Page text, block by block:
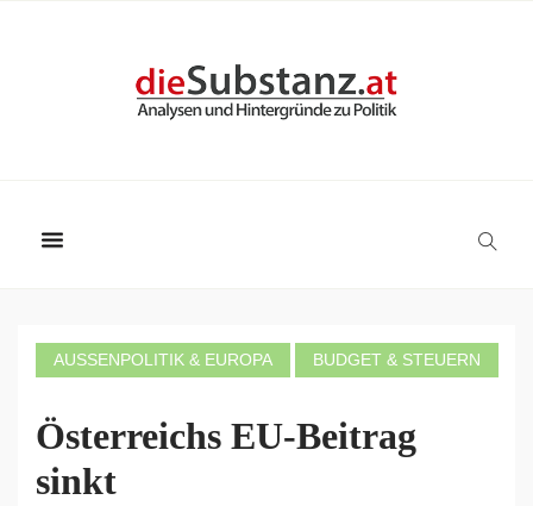
AUSSENPOLITIK & EUROPA BUDGET & STEUERN
Österreichs EU-Beitrag
sinkt